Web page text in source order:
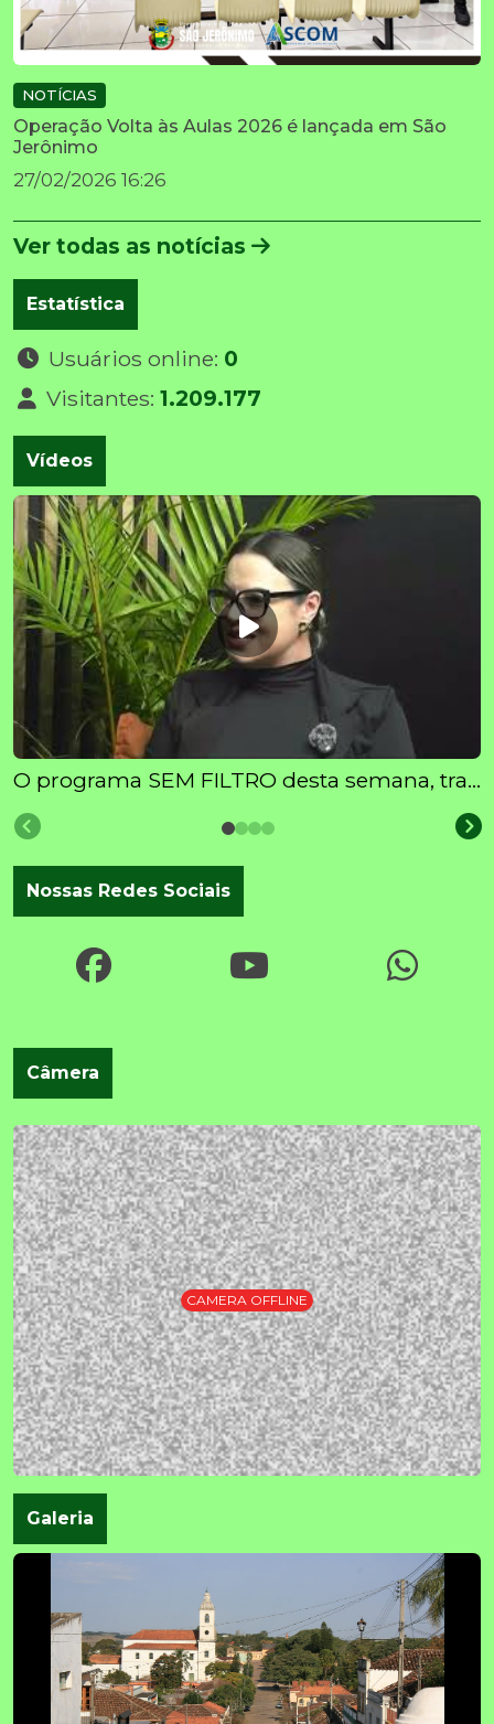
NOTÍCIAS
Operação Volta às Aulas 2026 é lançada em São
Jerônimo
27/02/2026 16:26
Ver todas as notícias
Estatística
Usuários online: 0
Visitantes: 1.209.177
Vídeos
O programa SEM FILTRO desta semana, traz Patrícia Fonseca, responsável pelo Posto do INSS em Butiá
Nossas Redes Sociais
Câmera
CAMERA OFFLINE
Galeria